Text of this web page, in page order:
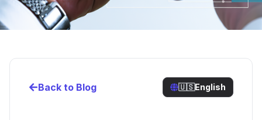
Back to Blog 🇺🇸English